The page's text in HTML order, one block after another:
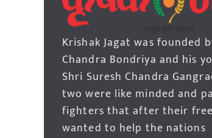
Krishak Jagat was founded
Chandra Bondriya and his
Shri Suresh Chandra
two were like minded and
fighters that after their
wanted to help the nations